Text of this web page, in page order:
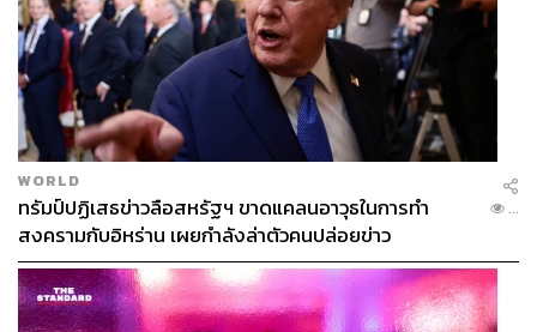
WORLD
ทรัมป์ปฏิเสธข่าวลือสหรัฐฯ ขาดแคลนอาวุธในการทำ
สงครามกับอิหร่าน เผยกำลังล่าตัวคนปล่อยข่าว
...